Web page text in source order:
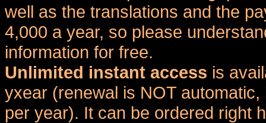
well as the translations and the
4,000 a year, so please
information for free.
Unlimited instant access is
yxear (renewal is NOT
per year). It can be ordered right